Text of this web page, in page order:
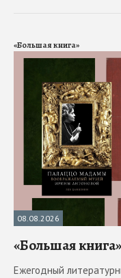
«Большая книга»
08.08.2026
«Большая
Ежегодный